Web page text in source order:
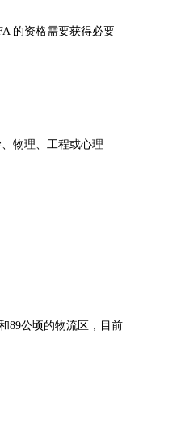
的资格需要获得必要
物理、工程或心理
89公顷的物流区，目前